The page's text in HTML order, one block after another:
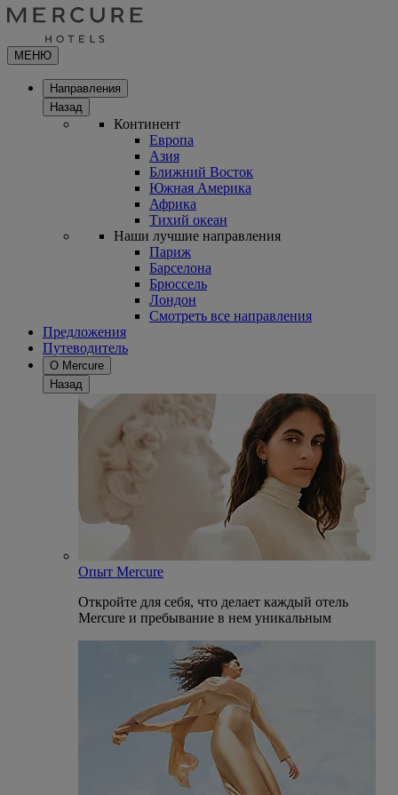
МЕНЮ
Направления
Назад
Континент
Европа
Азия
Ближний Восток
Южная Америка
Африка
Тихий океан
Наши лучшие направления
Париж
Барселона
Брюссель
Лондон
Смотреть все направления
Предложения
Путеводитель
О Mercure
Назад
Опыт Mercure
Откройте для себя, что делает каждый отель
Mercure и пребывание в нем уникальным